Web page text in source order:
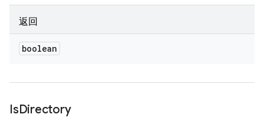
返回
boolean
IsDirectory